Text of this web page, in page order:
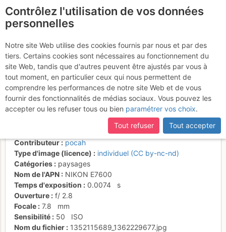
Lever de soleil sur
l'arête des Quatres ânes de
la Dent Blanche
30 nov. 1999 00:00
Contributeur
pocah
Type d'image (licence)
individuel (CC by-nc-nd)
Catégories
paysages
Nom de l'APN
NIKON E7600
Temps d'exposition
0.0074
s
Ouverture
f/ 2.8
Focale
7.8
mm
Sensibilité
50
ISO
Nom du fichier
1352115689_1362229677.jpg
Contrôlez l'utilisation de vos données
personnelles
Notre site Web utilise des cookies fournis par nous et par des
tiers. Certains cookies sont nécessaires au fonctionnement du
site Web, tandis que d'autres peuvent être ajustés par vous à
tout moment, en particulier ceux qui nous permettent de
comprendre les performances de notre site Web et de vous
fournir des fonctionnalités de médias sociaux. Vous pouvez les
accepter ou les refuser tous ou bien paramétrer vos choix.
Tout refuser
Tout accepter